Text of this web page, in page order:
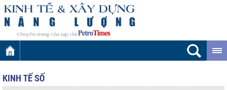
KINH TẾ SỐ